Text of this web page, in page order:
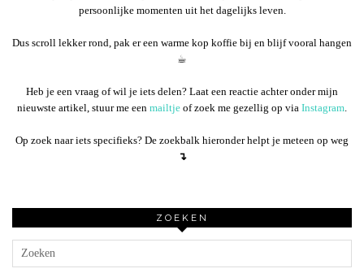
persoonlijke momenten uit het dagelijks leven.
Dus scroll lekker rond, pak er een warme kop koffie bij en blijf vooral hangen
☕︎
Heb je een vraag of wil je iets delen? Laat een reactie achter onder mijn
nieuwste artikel, stuur me een mailtje of zoek me gezellig op via Instagram.
Op zoek naar iets specifieks? De zoekbalk hieronder helpt je meteen op weg
↴
ZOEKEN